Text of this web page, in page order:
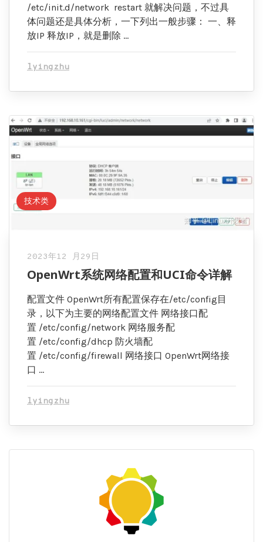
/etc/init.d/network restart 就解决问题，不过具
体问题还是具体分析，一下列出一般步骤： 一、释
放IP 释放IP，就是删除 …
lyingzhu
技术类
2023年12 月29日
OpenWrt系统网络配置和UCI命令详解
配置文件 OpenWrt所有配置保存在/etc/config目
录，以下为主要的网络配置文件 网络接口配
置 /etc/config/network 网络服务配
置 /etc/config/dhcp 防火墙配
置 /etc/config/firewall 网络接口 OpenWrt网络接
口 …
lyingzhu